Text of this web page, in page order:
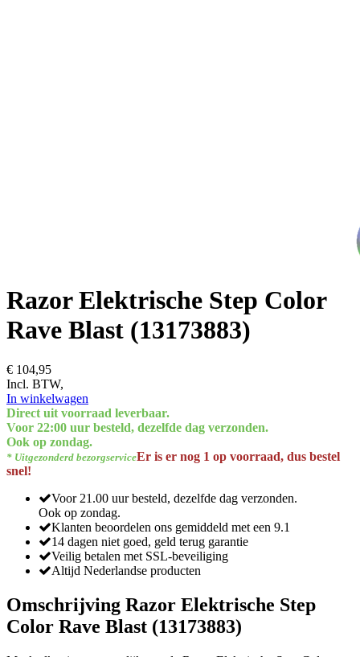
Razor Elektrische Step Color
Rave Blast (13173883)
€ 104,95
Incl. BTW,
In winkelwagen
Direct uit voorraad leverbaar.
Voor 22:00 uur besteld, dezelfde dag verzonden.
Ook op zondag.
* Uitgezonderd bezorgserviceEr is er nog 1 op voorraad, dus bestel
snel!
Voor 21.00 uur besteld, dezelfde dag verzonden.
Ook op zondag.
Klanten beoordelen ons gemiddeld met een 9.1
14 dagen niet goed, geld terug garantie
Veilig betalen met SSL-beveiliging
Altijd Nederlandse producten
Omschrijving Razor Elektrische Step
Color Rave Blast (13173883)